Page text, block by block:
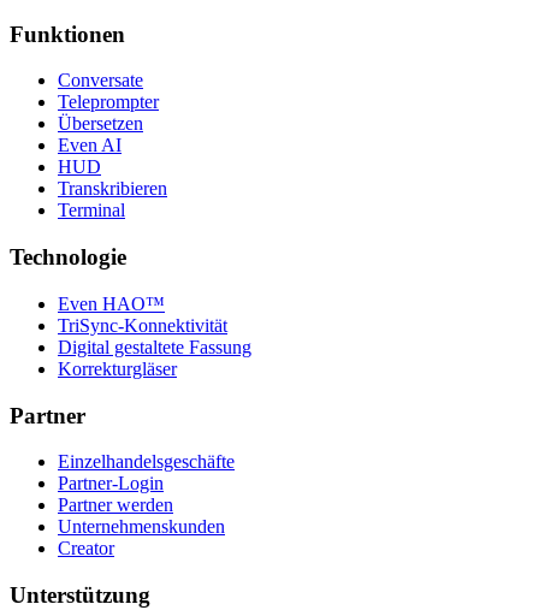
Funktionen
Conversate
Teleprompter
Übersetzen
Even AI
HUD
Transkribieren
Terminal
Technologie
Even HAO™
TriSync-Konnektivität
Digital gestaltete Fassung
Korrekturgläser
Partner
Einzelhandelsgeschäfte
Partner-Login
Partner werden
Unternehmenskunden
Creator
Unterstützung